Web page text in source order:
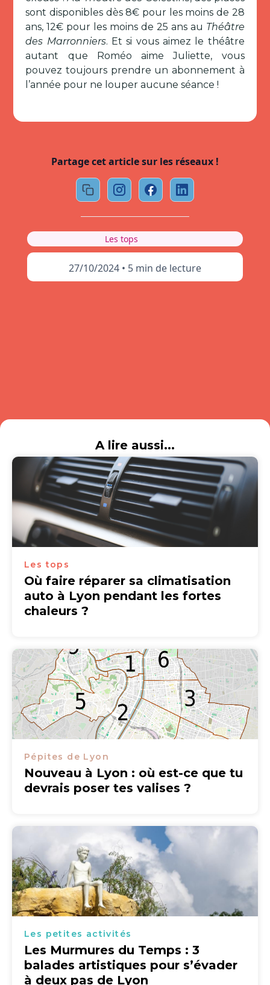
sont disponibles dès 8€ pour les moins de 28
ans, 12€ pour les moins de 25 ans au Théâtre
des Marronniers. Et si vous aimez le théâtre
autant que Roméo aime Juliette, vous
pouvez toujours prendre un abonnement à
l’année pour ne louper aucune séance !
Partage cet article sur les réseaux !
Les tops
27/10/2024 • 5 min de lecture
A lire aussi...
Les tops
Où faire réparer sa climatisation
auto à Lyon pendant les fortes
chaleurs ?
Pépites de Lyon
Nouveau à Lyon : où est-ce que tu
devrais poser tes valises ?
Les petites activités
Les Murmures du Temps : 3
balades artistiques pour s’évader
à deux pas de Lyon